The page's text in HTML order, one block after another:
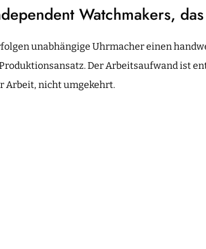
Watchmakers,
unabhängige Uhrmacher einen
Der Arbeitsaufwand ist
Arbeit, nicht umgekehrt.